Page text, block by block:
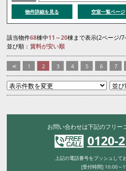
物件詳細を見る 空室一覧ページ
該当物件68棟中11～20棟まで表示(2ページ/7
並び順： 賃料が安い順
<< 1 2 3 4 5 6 7
お問い合わせは下記のフリー
0120-
上記の電話番号をプッシュして
[受付時間] 10:00～